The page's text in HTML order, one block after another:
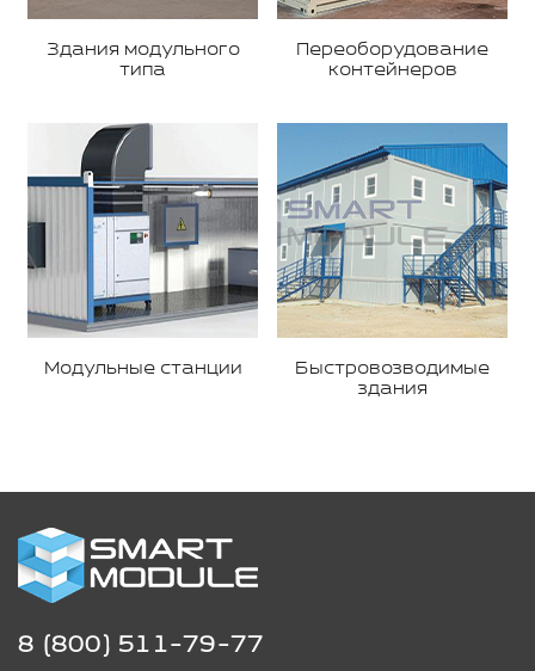
Здания модульного
типа
Переоборудование
контейнеров
Модульные станции
Быстровозводимые
здания
8 (800) 511-79-77